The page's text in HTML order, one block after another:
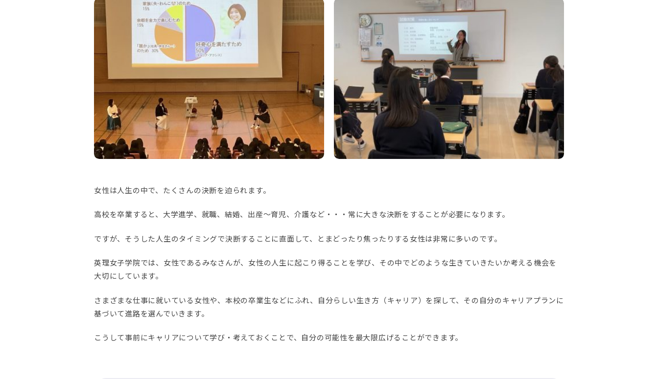
女性は人生の中で、たくさんの決断を迫られます。
高校を卒業すると、大学進学、就職、結婚、出産～育児、介護など・・・常に大きな決断をすることが必要になります。
ですが、そうした人生のタイミングで決断することに直面して、とまどったり焦ったりする女性は非常に多いのです。
英理女子学院では、女性であるみなさんが、女性の人生に起こり得ることを学び、その中でどのような生きていきたいか考える機会を
大切にしています。
さまざまな仕事に就いている女性や、本校の卒業生などにふれ、自分らしい生き方（キャリア）を探して、その自分のキャリアプランに
基づいて進路を選んでいきます。
こうして事前にキャリアについて学び・考えておくことで、自分の可能性を最大限広げることができます。